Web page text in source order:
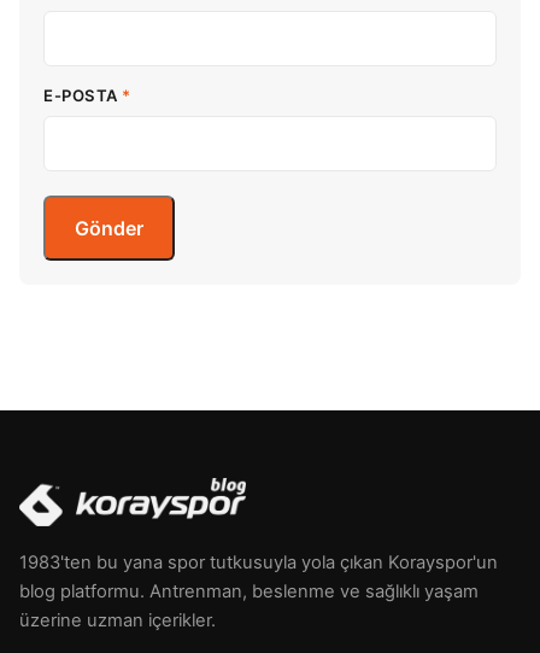
E-POSTA *
1983'ten bu yana spor tutkusuyla yola çıkan Korayspor'un
blog platformu. Antrenman, beslenme ve sağlıklı yaşam
üzerine uzman içerikler.